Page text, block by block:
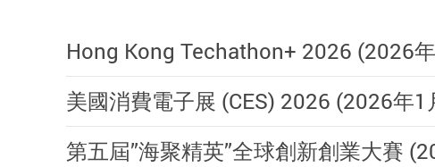
Hong Kong Techathon+ 2026 (2026
美國消費電子展 (CES) 2026 (2026年1
第五屆”海聚精英”全球創新創業大賽